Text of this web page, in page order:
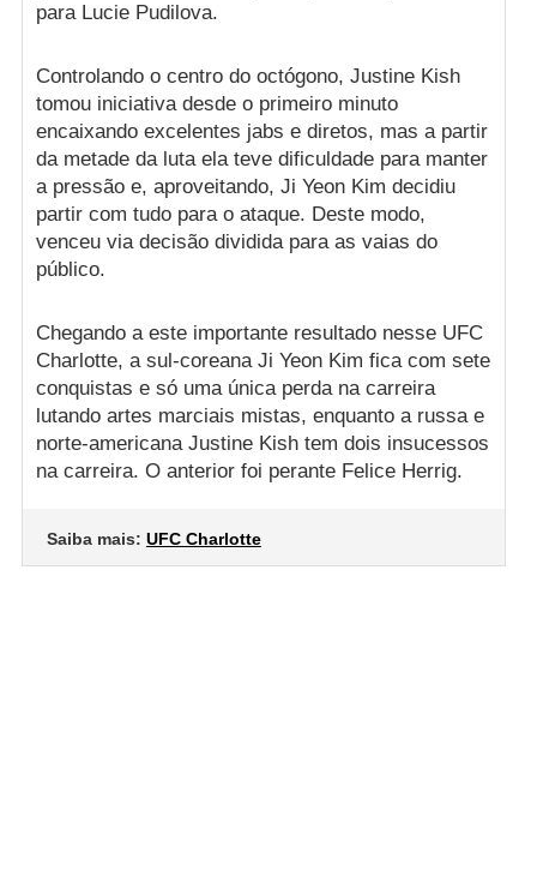
para Lucie Pudilova.
Controlando o centro do octógono, Justine Kish
tomou iniciativa desde o primeiro minuto
encaixando excelentes jabs e diretos, mas a partir
da metade da luta ela teve dificuldade para manter
a pressão e, aproveitando, Ji Yeon Kim decidiu
partir com tudo para o ataque. Deste modo,
venceu via decisão dividida para as vaias do
público.
Chegando a este importante resultado nesse UFC
Charlotte, a sul-coreana Ji Yeon Kim fica com sete
conquistas e só uma única perda na carreira
lutando artes marciais mistas, enquanto a russa e
norte-americana Justine Kish tem dois insucessos
na carreira. O anterior foi perante Felice Herrig.
Saiba mais: UFC Charlotte